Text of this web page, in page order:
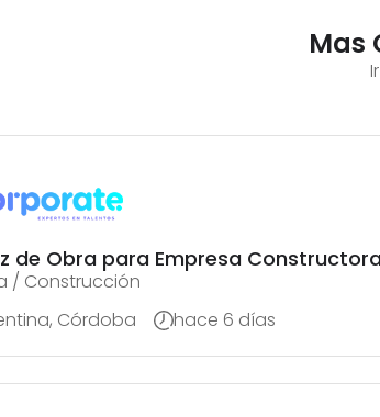
Mas
de Obra para Empresa Constructora
/ Construcción
Córdoba
hace 6 días